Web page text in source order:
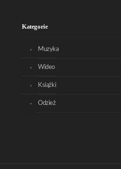
Kategorie
Muzyka
Wideo
Książki
Odzież